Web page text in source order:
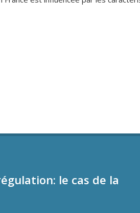
le cas de la